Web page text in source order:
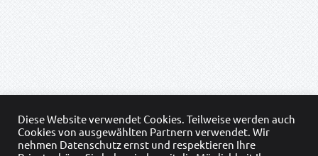
Diese Website verwendet Cookies. Teilweise werden auch
Cookies von ausgewählten Partnern verwendet. Wir
nehmen Datenschutz ernst und respektieren Ihre